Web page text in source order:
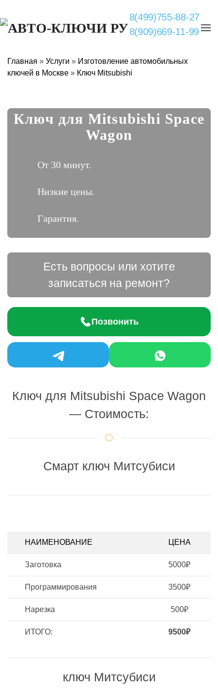
8(499)755-88-27
8(909)669-11-99
Главная » Услуги » Изготовление автомобильных
ключей в Москве » Ключ Mitsubishi
Ключ для Mitsubishi Space
Wagon
От 30 минут.
Низкие цены.
Гарантия.
Есть вопросы или хотите
записаться на ремонт?
Позвонить
Ключ для Mitsubishi Space Wagon
— Стоимость:
Смарт ключ Митсубиси
НАИМЕНОВАНИЕ ЦЕНА
Заготовка 5000₽
Программирования 3500₽
Нарезка 500₽
ИТОГО: 9500₽
ключ Митсубиси